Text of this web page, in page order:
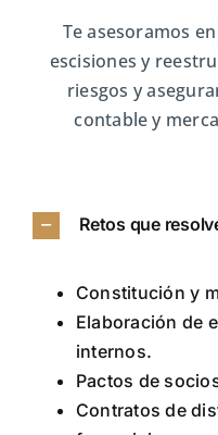
Te asesoramos
escisiones y
riesgos y
contable y
Retos que
Constitución y
Elaboración de
internos.
Pactos de
Contratos de